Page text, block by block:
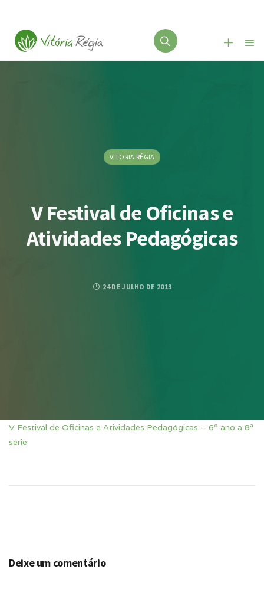
VITORIA RÉGIA
V Festival de Oficinas e
Atividades Pedagógicas
24 DE JULHO DE 2013
V Festival de Oficinas e Atividades Pedagógicas – 6º ano a 8ª
série
Deixe um comentário